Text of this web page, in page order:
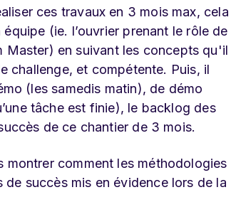
ces travaux en 3 mois max, cela
(ie. l’ouvrier prenant le rôle de
Master) en suivant les concepts qu'il
challenge, et compétente. Puis, il
(les samedis matin), de démo
tâche est finie), le backlog des
de ce chantier de 3 mois.
montrer comment les méthodologies
succès mis en évidence lors de la